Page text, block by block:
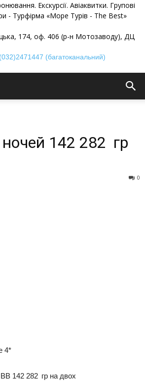
Екскурсії. Авіаквитки. Групові
- Турфірма «Море Турів - The Best»
174, оф. 406 (р-н Мотозаводу), ДЦ
(багатоканальний)
142 282 гр
0
4*
142 282 гр на двох